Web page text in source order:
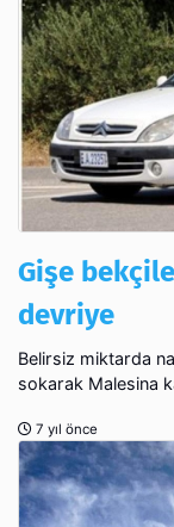
Gişe
devriye
Belirsiz miktarda
sokarak Malesina
7 yıl önce